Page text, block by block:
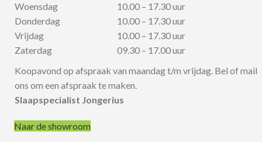
Woensdag
Donderdag
Vrijdag
Zaterdag
10.00 – 17.30 uur
10.00 – 17.30 uur
10.00 – 17.30 uur
09.30 – 17.00 uur
Koopavond op afspraak van maandag t/m vrijdag. Bel of mail
ons om een afspraak te maken.
Slaapspecialist Jongerius
Naar de showroom